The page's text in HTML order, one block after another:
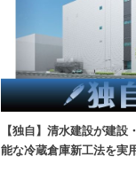
【独自】清水建設が建
能な冷蔵倉庫新工法を実